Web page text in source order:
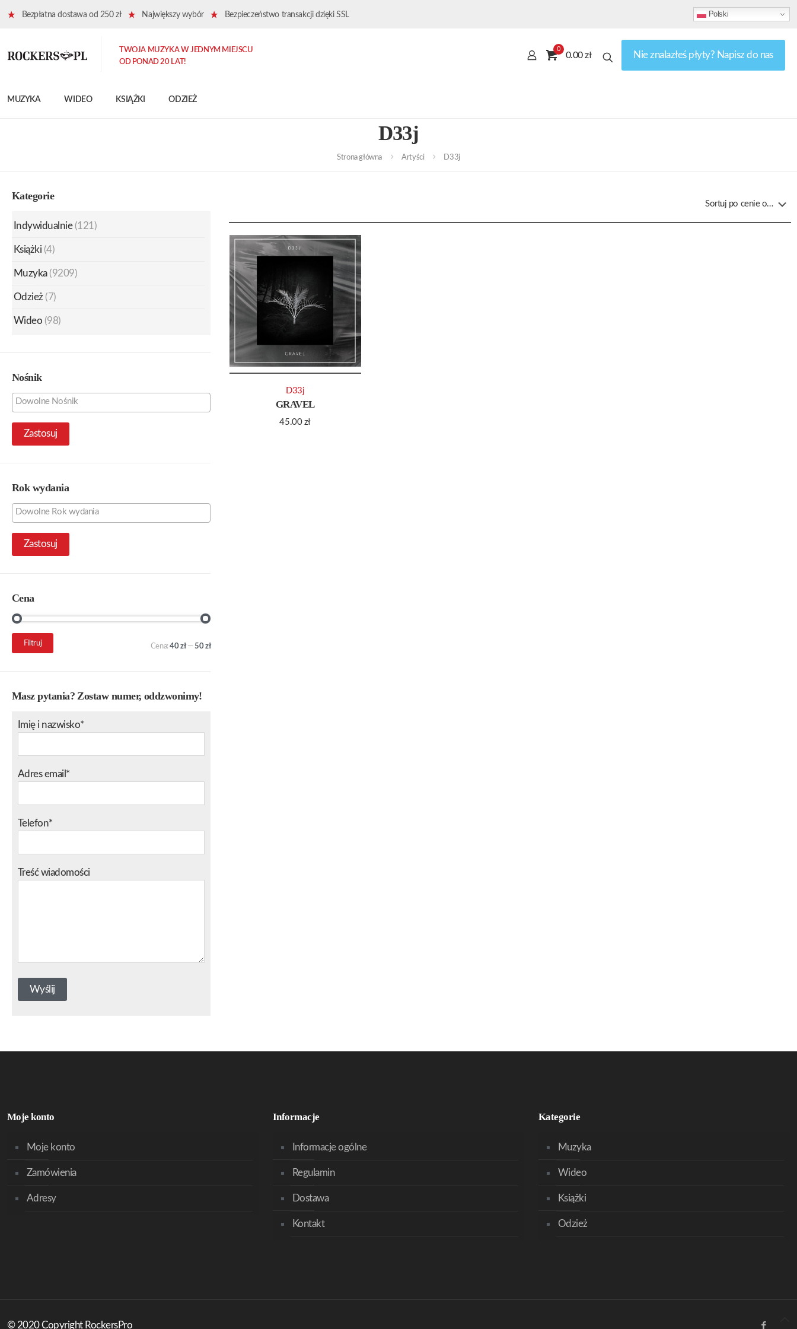
Bezpłatna dostawa od 250 zł Największy wybór Bezpieczeństwo transakcji dzięki SSL Polski
MUZYKA WIDEO KSIĄŻKI ODZIEŻ
TWOJA MUZYKA W JEDNYM MIEJSCU
OD PONAD 20 LAT!
0
0.00 zł Nie znalazłeś płyty? Napisz do nas
D33j
Strona główna Artyści D33j
GRAVEL
45.00 zł
D33j
Kategorie
Indywidualnie (121)
Książki (4)
Muzyka (9209)
Odzież (7)
Wideo (98)
Nośnik
Zastosuj
Rok wydania
Zastosuj
Cena
Cena
min.
Cena
maks.
Filtruj Cena:40 zł—50 zł
Masz pytania? Zostaw numer, oddzwonimy!
Imię i nazwisko*
Adres email*
Telefon*
Treść wiadomości
Moje konto
Moje konto
Zamówienia
Adresy
Informacje
Informacje ogólne
Regulamin
Dostawa
Kontakt
Kategorie
Muzyka
Wideo
Książki
Odzież
© 2020 Copyright RockersPro